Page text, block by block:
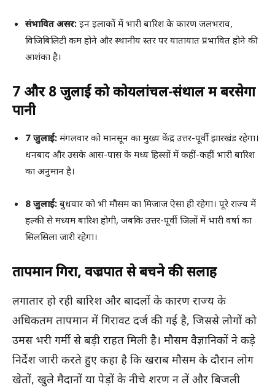
संभावित असर: इन इलाकों में भारी बारिश के कारण जलभराव,
विजिबिलिटी कम होने और स्थानीय स्तर पर यातायात प्रभावित होने की
आशंका है।
7 और 8 जुलाई को कोयलांचल-संथाल में बरसेगा
पानी
7 जुलाई: मंगलवार को मानसून का मुख्य केंद्र उत्तर-पूर्वी झारखंड रहेगा।
धनबाद और उसके आस-पास के मध्य हिस्सों में कहीं-कहीं भारी बारिश
का अनुमान है।
8 जुलाई: बुधवार को भी मौसम का मिजाज ऐसा ही रहेगा। पूरे राज्य में
हल्की से मध्यम बारिश होगी, जबकि उत्तर-पूर्वी जिलों में भारी वर्षा का
सिलसिला जारी रहेगा।
तापमान गिरा, वज्रपात से बचने की सलाह
लगातार हो रही बारिश और बादलों के कारण राज्य के
अधिकतम तापमान में गिरावट दर्ज की गई है, जिससे लोगों को
उमस भरी गर्मी से बड़ी राहत मिली है। मौसम वैज्ञानिकों ने कड़े
निर्देश जारी करते हुए कहा है कि खराब मौसम के दौरान लोग
खेतों, खुले मैदानों या पेड़ों के नीचे शरण न लें और बिजली